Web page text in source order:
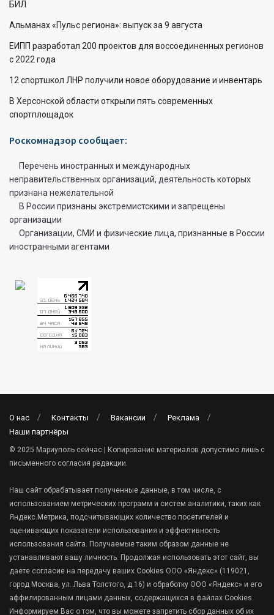
БИЛ
Альманах «Пульс региона»: выпуск за 9 августа
ЕИПП разработал 200 проектов для воссоединенных регионов
с 2022 года
12 спортшкол ЛНР получили новое оборудование и инвентарь
В Херсонской области открыли пять современных
спортплощадок
Роскомнадзор сообщает:
Перечень иностранных и международных
неправительственных организаций, деятельность которых
признана нежелательной
В России признаны экстремистскими и запрещены
организации
Организации, СМИ и физические лица, признанные в России
иностранными агентами
О нас Контакты Вакансии
Реклама
Наши партнёры
© 2025 Мариуполь сейчас | Копирование материалов допустимо лишь с
письменного согласия редакции.
Наш сайт обрабатывает полученные данные, в том числе, с
использованием метрических программ и систем аналитики, таких как
Яндекс.Метрика, подсчитывающих количество посетителей и
оценивающих показатели использования и эффективность
использования сайта. Получаемые таким образом данные не
устанавливают вашу личность. Продолжая использовать этот сайт, вы
даете согласие на передачу ваших Cookies ООО «Яндекс» (119021,
город Москва, ул. Льва Толстого, д.16) и обработку ООО «Яндекс» и его
аффилированным лицами данных, содержащихся в файлах Cookies.
Информируем Вас о том, что вы можете запретить сбор данных об их